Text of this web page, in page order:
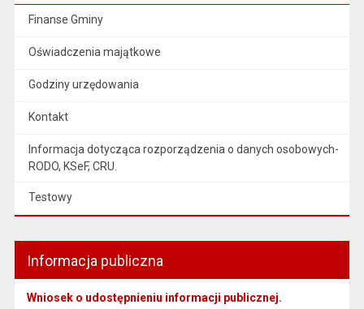
Finanse Gminy
Oświadczenia majątkowe
Godziny urzędowania
Kontakt
Informacja dotycząca rozporządzenia o danych osobowych-
RODO, KSeF, CRU.
Testowy
Informacja publiczna
Wniosek o udostępnieniu informacji publicznej.